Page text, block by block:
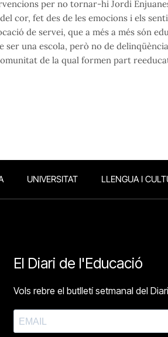
per no tornar-hi Jordi
cor, fet des de les emocions i els
de servei, que a més a més són
una escola, però no de
de la qual formen part
UNIVERSITAT LLENGUA I